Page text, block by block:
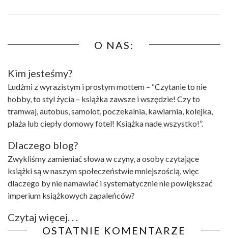
O NAS:
Kim jesteśmy?
Ludźmi z wyrazistym i prostym mottem – “Czytanie to nie
hobby, to styl życia – książka zawsze i wszędzie! Czy to
tramwaj, autobus, samolot, poczekalnia, kawiarnia, kolejka,
plaża lub ciepły domowy fotel! Książka nade wszystko!”.
Dlaczego blog?
Zwykliśmy zamieniać słowa w czyny, a osoby czytające
książki są w naszym społeczeństwie mniejszością, więc
dlaczego by nie namawiać i systematycznie nie powiększać
imperium książkowych zapaleńców?
Czytaj więcej. . .
OSTATNIE KOMENTARZE